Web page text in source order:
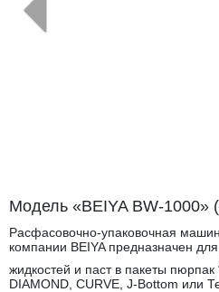
Модель «BEIYA BW-1000»
Расфасовочно-упаковочная
компании BEIYA предназначен
жидкостей и паст в пакеты пюрпак
DIAMOND, CURVE, J-Bottom или